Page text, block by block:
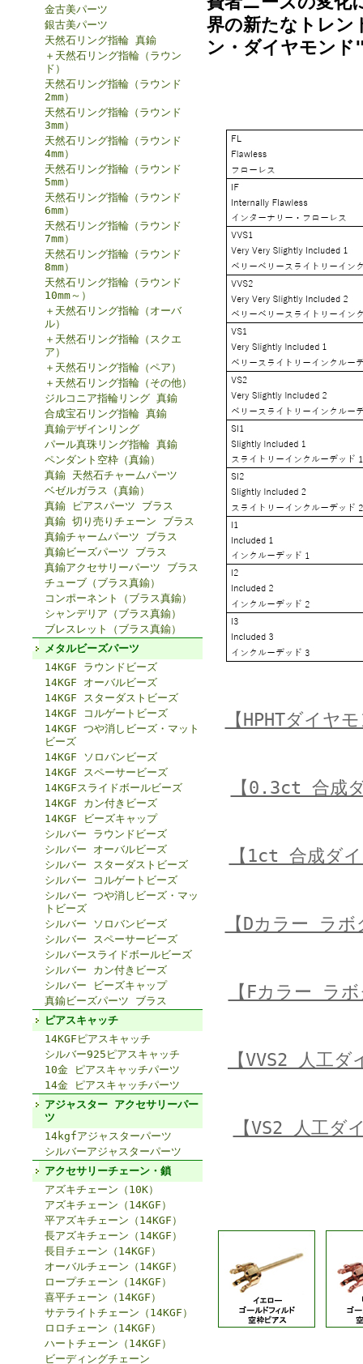
金古美パーツ
銀古美パーツ
天然石リング指輪 真鍮
＋天然石リング指輪（ラウン
ド）
天然石リング指輪（ラウンド
2mm）
天然石リング指輪（ラウンド
3mm）
天然石リング指輪（ラウンド
4mm）
天然石リング指輪（ラウンド
5mm）
天然石リング指輪（ラウンド
6mm）
天然石リング指輪（ラウンド
7mm）
天然石リング指輪（ラウンド
8mm）
天然石リング指輪（ラウンド
10mm～）
＋天然石リング指輪（オーバ
ル）
＋天然石リング指輪（スクエ
ア）
＋天然石リング指輪（ペア）
＋天然石リング指輪（その他）
ジルコニア指輪リング 真鍮
合成宝石リング指輪 真鍮
真鍮デザインリング
パール真珠リング指輪 真鍮
ペンダント空枠（真鍮）
真鍮 天然石チャームパーツ
ベゼルガラス（真鍮）
真鍮 ピアスパーツ ブラス
真鍮 切り売りチェーン ブラス
真鍮チャームパーツ ブラス
真鍮ビーズパーツ ブラス
真鍮アクセサリーパーツ ブラス
チューブ（ブラス真鍮）
コンポーネント（ブラス真鍮）
シャンデリア（ブラス真鍮）
ブレスレット（ブラス真鍮）
メタルビーズパーツ
14KGF ラウンドビーズ
14KGF オーバルビーズ
14KGF スターダストビーズ
14KGF コルゲートビーズ
14KGF つや消しビーズ・マット
ビーズ
14KGF ソロバンビーズ
14KGF スペーサービーズ
14KGFスライドボールビーズ
14KGF カン付きビーズ
14KGF ビーズキャップ
シルバー ラウンドビーズ
シルバー オーバルビーズ
シルバー スターダストビーズ
シルバー コルゲートビーズ
シルバー つや消しビーズ・マッ
トビーズ
シルバー ソロバンビーズ
シルバー スペーサービーズ
シルバースライドボールビーズ
シルバー カン付きビーズ
シルバー ビーズキャップ
真鍮ビーズパーツ ブラス
ピアスキャッチ
14KGFピアスキャッチ
シルバー925ピアスキャッチ
10金 ピアスキャッチパーツ
14金 ピアスキャッチパーツ
アジャスター アクセサリーパー
ツ
14kgfアジャスターパーツ
シルバーアジャスターパーツ
アクセサリーチェーン・鎖
アズキチェーン（10K）
アズキチェーン（14KGF）
平アズキチェーン（14KGF）
長アズキチェーン（14KGF）
長目チェーン（14KGF）
オーバルチェーン（14KGF）
ロープチェーン（14KGF）
喜平チェーン（14KGF）
サテライトチェーン（14KGF）
ロロチェーン（14KGF）
ハートチェーン（14KGF）
ビーディングチェーン
界の新たなトレ
ン・ダイヤモンド
【HPHTダイヤ
【0.3ct 合成
【1ct 合成ダ
【Dカラー ラ
【Fカラー ラ
【VVS2 人工
【VS2 人工ダ